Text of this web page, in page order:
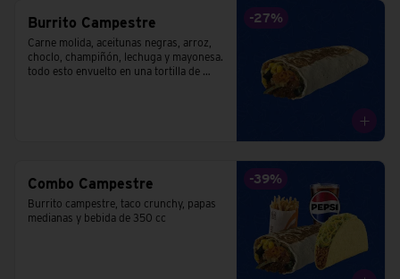
-27%
Burrito Campestre
Carne molida, aceitunas negras, arroz,
choclo, champiñón, lechuga y mayonesa.
todo esto envuelto en una tortilla de
-39%
Combo Campestre
Burrito campestre, taco crunchy, papas
medianas y bebida de 350 cc